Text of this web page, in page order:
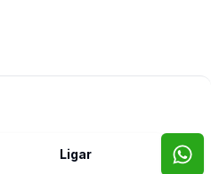
Ligar
Tecnologia Loft